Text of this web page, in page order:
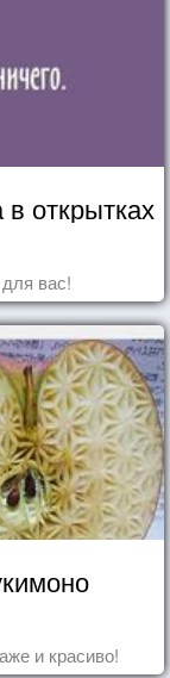
открытках
вас!
и красиво!